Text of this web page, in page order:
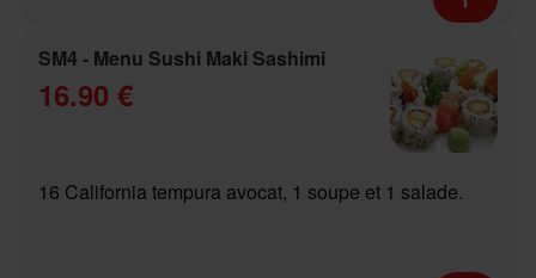
SM4 - Menu Sushi Maki Sashimi
16.90 €
16 California tempura avocat, 1 soupe et 1 salade.